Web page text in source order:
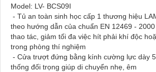
Model: LV- BCS09I
- Tủ an toàn sinh học cấp 1 thương hiệu
theo hướng dẫn của chuẩn EN 12469 -
thao tác, giảm tối đa việc hít phải khí độc
trong phòng thí nghiệm
- Cửa trượt đứng bằng kính cường lực dày
thống đối trọng giúp di chuyển nhẹ, êm